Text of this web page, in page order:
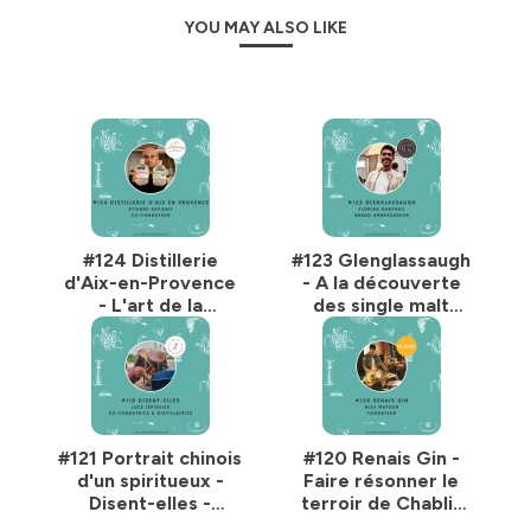
L'alcool est dangereux pour la santé, à consommer
avec modération.
confidentialitepour plus d'informations.
YOU MAY ALSO LIKE
#124 Distillerie
d'Aix-en-Provence
- L'art de la
distillation au pays
des cigales, avec
Etienne Savigny
#123 Glenglassaugh
- A la découverte
des single malt
côtiers, avec
Florian Gantheil
#121 Portrait chinois
d'un spiritueux -
Disent-elles -
#120 Renais Gin -
Faire résonner le
terroir de Chablis